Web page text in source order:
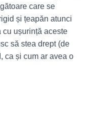
care se
și țeapăn atunci
cu ușurință aceste
să stea drept (de
ca și cum ar avea o